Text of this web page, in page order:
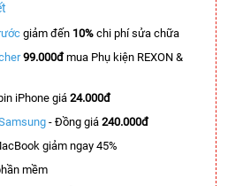
giảm đến 10% chi phí sửa chữa
99.000đmua Phụ kiện REXON &
iPhone giá 24.000đ
- Đồng giá 240.000đ
giảm ngay 45%
mềm